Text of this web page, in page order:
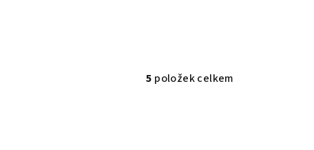
O
5 položek celkem